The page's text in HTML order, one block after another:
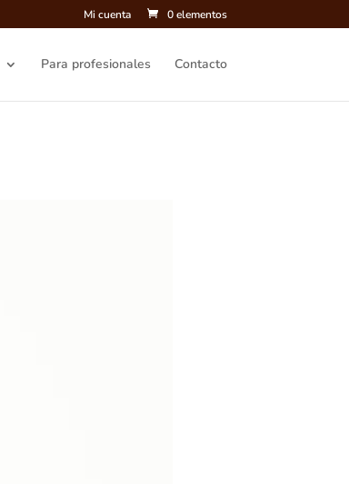
Mi cuenta 0 elementos
Para profesionales Contacto